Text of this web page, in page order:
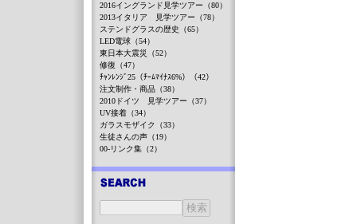
2016イングランド見学ツアー（80）
2013イタリア 見学ツアー（78）
ステンドグラスの歴史（65）
LED電球（54）
東日本大震災（52）
修復（47）
ﾁｬﾝﾚﾝｼﾞ25（ﾁｰﾑﾏｲﾅｽ6%）（42）
注文制作・商品（38）
2010ドイツ 見学ツアー（37）
UV接着（34）
ガラスモザイク（33）
生徒さんの声（19）
00-リンク集（2）